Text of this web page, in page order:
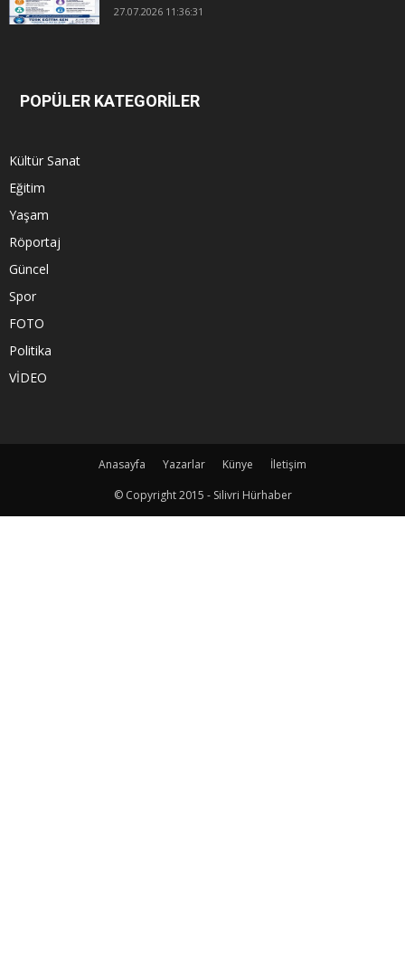
27.07.2026 11:36:31
POPÜLER KATEGORİLER
Kültür Sanat
Eğitim
Yaşam
Röportaj
Güncel
Spor
FOTO
Politika
VİDEO
Anasayfa Yazarlar Künye
İletişim
© Copyright 2015 - Silivri Hürhaber